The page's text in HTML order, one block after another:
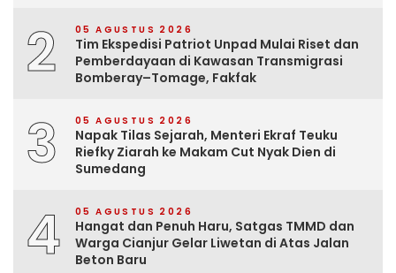
2 05 AGUSTUS 2026
Tim Ekspedisi Patriot Unpad Mulai Riset dan
Pemberdayaan di Kawasan Transmigrasi
Bomberay–Tomage, Fakfak
3 05 AGUSTUS 2026
Napak Tilas Sejarah, Menteri Ekraf Teuku
Riefky Ziarah ke Makam Cut Nyak Dien di
Sumedang
4 05 AGUSTUS 2026
Hangat dan Penuh Haru, Satgas TMMD dan
Warga Cianjur Gelar Liwetan di Atas Jalan
Beton Baru